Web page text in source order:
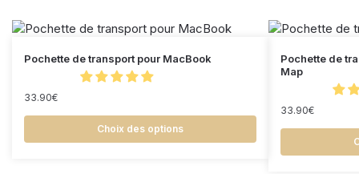
Pochette de transport pour MacBook
33.90€
Choix des options
Pochette de
Map
33.90€